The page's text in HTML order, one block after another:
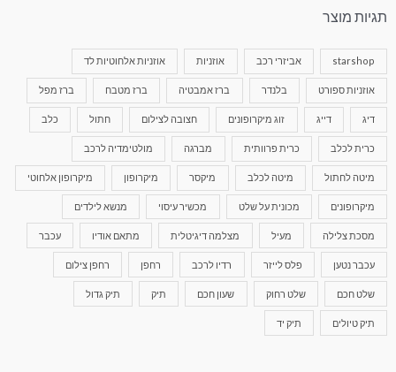
תגיות מוצר
starshop אביזרי רכב אוזניות אוזניות אלחוטיות לד
אוזניות ספורט בלנדר ברז אמבטיה ברז מטבח ברז מפל
דיג דייג זוג מיקרופונים חצובה לצילום חתול כלב
כרית לכלב כרית פרוותית מברגה מולטימדיה לרכב
מיטה לחתול מיטה לכלב מיקסר מיקרופון מיקרופון אלחוטי
מיקרופונים מכונית על שלט מכשיר עיסוי מנשא לילדים
מסכת צלילה מעיל מצלמה דיגיטלית מתאם אודיו עכבר
עכבר נטען פלס לייזר רדיו לרכב רחפן רחפן צילום
שלט חכם שלט רחוק שעון חכם תיק תיק גדול
תיק טיולים תיק יד